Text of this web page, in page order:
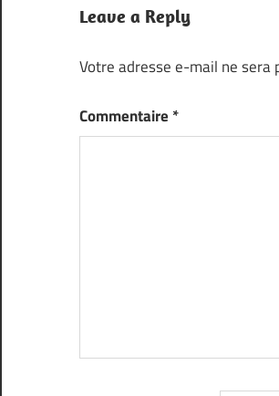
Leave a Reply
Votre adresse e-mail ne sera
Commentaire *